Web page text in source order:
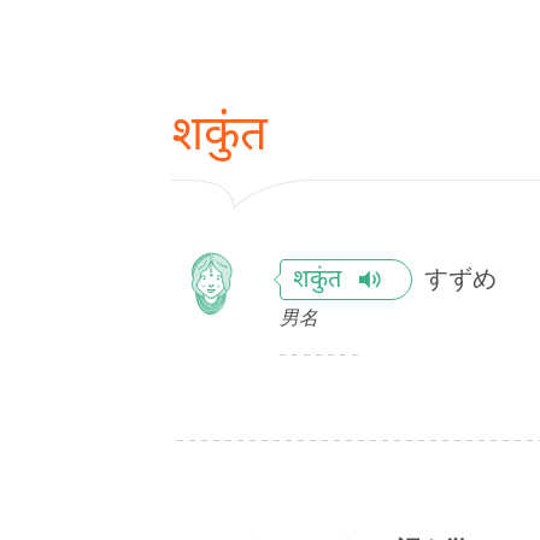
शकुंत
शकुंत すずめ
男名